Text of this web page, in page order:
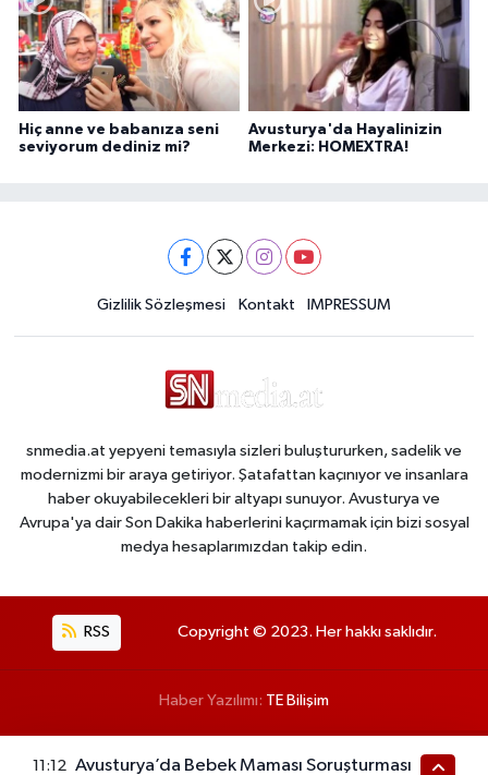
Hiç anne ve babanıza seni
seviyorum dediniz mi?
Avusturya'da Hayalinizin
Merkezi: HOMEXTRA!
Gizlilik Sözleşmesi Kontakt IMPRESSUM
snmedia.at yepyeni temasıyla sizleri buluştururken, sadelik ve
modernizmi bir araya getiriyor. Şatafattan kaçınıyor ve insanlara
haber okuyabilecekleri bir altyapı sunuyor. Avusturya ve
Avrupa'ya dair Son Dakika haberlerini kaçırmamak için bizi sosyal
medya hesaplarımızdan takip edin.
RSS Copyright © 2023. Her hakkı saklıdır.
Haber Yazılımı: TE Bilişim
11:12 Avusturya’da Bebek Maması Soruşturması